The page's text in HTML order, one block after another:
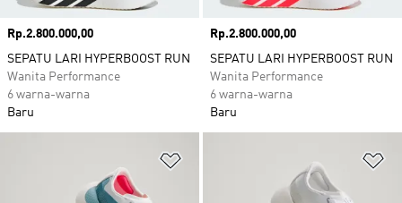
Harga
Rp.2.800.000,00
SEPATU LARI HYPERBOOST RUN
Wanita Performance
6 warna-warna
Baru
Harga
Rp.2.800.000,00
SEPATU LARI HYPERBOOST RUN
Wanita Performance
6 warna-warna
Baru